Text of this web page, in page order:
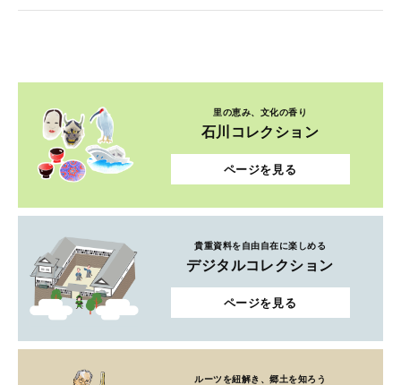
里の恵み、文化の香り
石川コレクション
ページを見る
貴重資料を自由自在に楽しめる
デジタルコレクション
ページを見る
ルーツを紐解き、郷土を知ろう